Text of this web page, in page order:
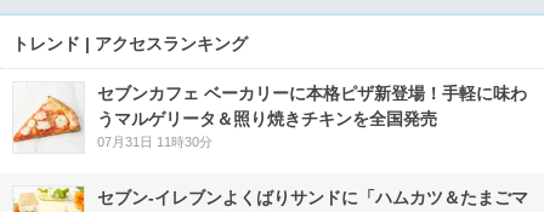
トレンド | アクセスランキング
セブンカフェ ベーカリーに本格ピザ新登場！手軽に味わ
うマルゲリータ＆照り焼きチキンを全国発売
07月31日 11時30分
セブン‐イレブンよくばりサンドに「ハムカツ＆たまごマ